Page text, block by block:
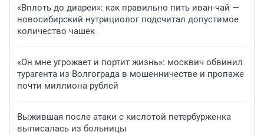
«Вплоть до диареи»: как правильно пить иван-чай —
новосибирский нутрициолог подсчитал допустимое
количество чашек
«Он мне угрожает и портит жизнь»: москвич обвинил
турагента из Волгограда в мошенничестве и пропаже
почти миллиона рублей
Выжившая после атаки с кислотой петербурженка
выписалась из больницы